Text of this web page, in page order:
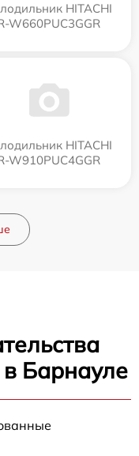
HITACHI
W660PUC3GGR
HITACHI
W910PUC4GGR
в Барнауле